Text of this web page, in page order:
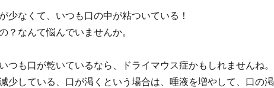
少なくて、いつも口の中が粘ついている！
？なんて悩んでいませんか。
つも口が乾いているなら、ドライマウス症かもしれませんね。
少している、口が渇くという場合は、唾液を増やして、口の渇